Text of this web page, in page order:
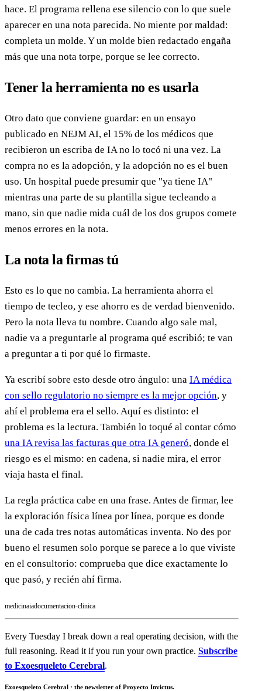
hace. El programa rellena ese silencio con lo que suele
aparecer en una nota parecida. No miente por maldad:
completa un molde. Y un molde bien redactado engaña
más que una nota torpe, porque se lee correcto.
Tener la herramienta no es usarla
Otro dato que conviene guardar: en un ensayo
publicado en NEJM AI, el 15% de los médicos que
recibieron un escriba de IA no lo tocó ni una vez. La
compra no es la adopción, y la adopción no es el buen
uso. Un hospital puede presumir que "ya tiene IA"
mientras una parte de su plantilla sigue tecleando a
mano, sin que nadie mida cuál de los dos grupos comete
menos errores en la nota.
La nota la firmas tú
Esto es lo que no cambia. La herramienta ahorra el
tiempo de tecleo, y ese ahorro es de verdad bienvenido.
Pero la nota lleva tu nombre. Cuando algo sale mal,
nadie va a preguntarle al programa qué escribió; te van
a preguntar a ti por qué lo firmaste.
Ya escribí sobre esto desde otro ángulo: una IA médica
con sello regulatorio no siempre es la mejor opción, y
ahí el problema era el sello. Aquí es distinto: el
problema es la lectura. También lo toqué al contar cómo
una IA revisa las facturas que otra IA generó, donde el
riesgo es el mismo: en cadena, si nadie mira, el error
viaja hasta el final.
La regla práctica cabe en una frase. Antes de firmar, lee
la exploración física línea por línea, porque es donde
una de cada tres notas automáticas inventa. No des por
bueno el resumen solo porque se parece a lo que viviste
en el consultorio: comprueba que dice exactamente lo
que pasó, y recién ahí firma.
medicinaiadocumentacion-clinica
Every Tuesday I break down a real operating decision, with the
full reasoning. Read it if you run your own practice. Subscribe
to Exoesqueleto Cerebral.
Exoesqueleto Cerebral · the newsletter of Proyecto Invictus.